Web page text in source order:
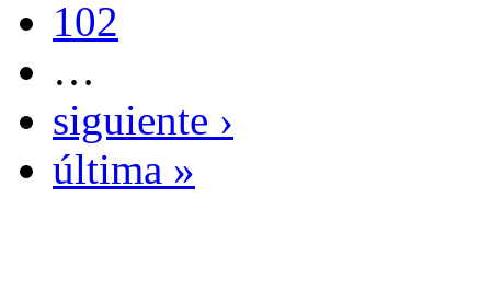
102
…
siguiente ›
última »